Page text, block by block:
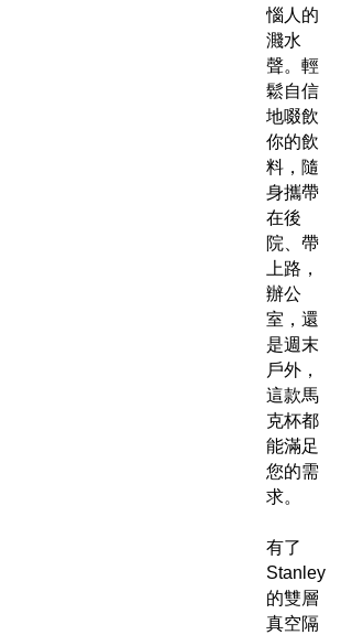
惱人的
濺水
聲。輕
鬆自信
地啜飲
你的飲
料，隨
身攜帶
在後
院、帶
上路，
辦公
室，還
是週末
戶外，
這款馬
克杯都
能滿足
您的需
求。
有了
Stanley
的雙層
真空隔